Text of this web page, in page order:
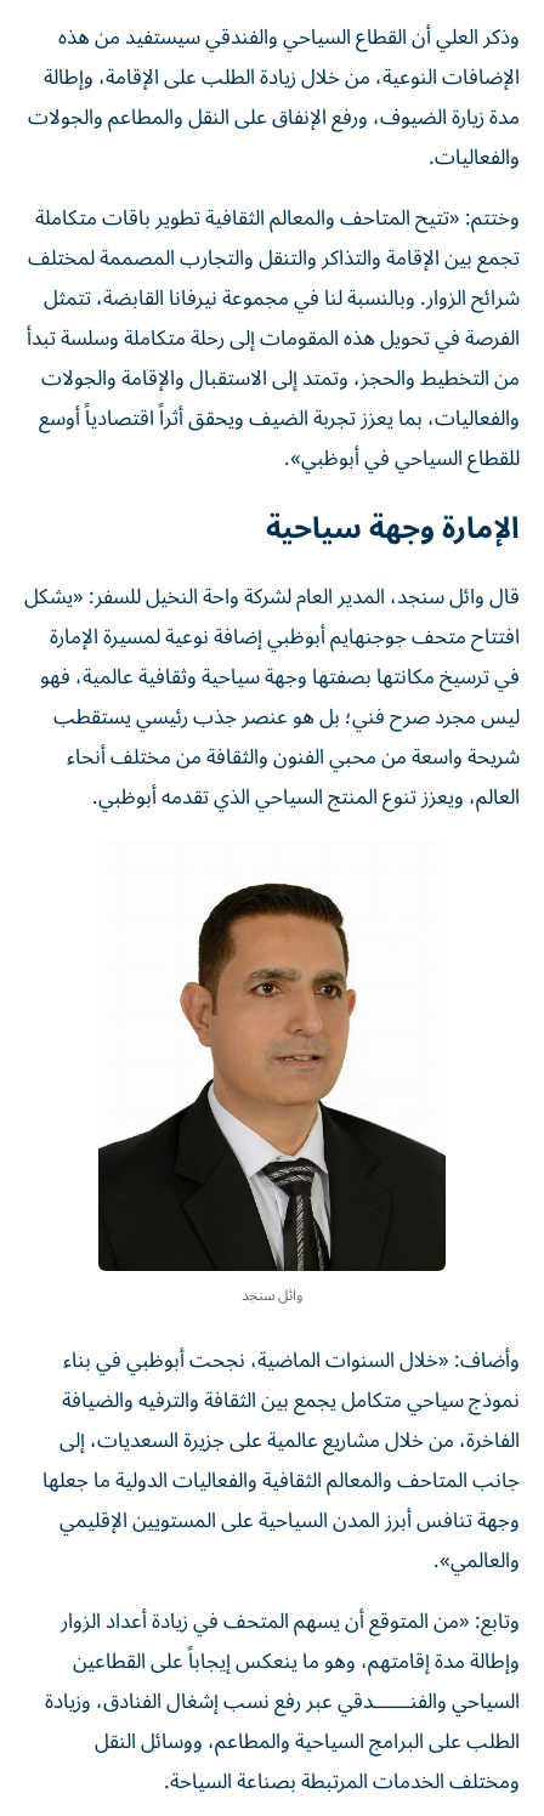
وذكر العلي أن القطاع السياحي والفندقي سيستفيد من هذه
الإضافات النوعية، من خلال زيادة الطلب على الإقامة، وإطالة
مدة زيارة الضيوف، ورفع الإنفاق على النقل والمطاعم والجولات
والفعاليات.
وختتم: «تتيح المتاحف والمعالم الثقافية تطوير باقات متكاملة
تجمع بين الإقامة والتذاكر والتنقل والتجارب المصممة لمختلف
شرائح الزوار. وبالنسبة لنا في مجموعة نيرفانا القابضة، تتمثل
الفرصة في تحويل هذه المقومات إلى رحلة متكاملة وسلسة تبدأ
من التخطيط والحجز، وتمتد إلى الاستقبال والإقامة والجولات
والفعاليات، بما يعزز تجربة الضيف ويحقق أثراً اقتصادياً أوسع
للقطاع السياحي في أبوظبي».
الإمارة وجهة سياحية
قال وائل سنجد، المدير العام لشركة واحة النخيل للسفر: «يشكل
افتتاح متحف جوجنهايم أبوظبي إضافة نوعية لمسيرة الإمارة
في ترسيخ مكانتها بصفتها وجهة سياحية وثقافية عالمية، فهو
ليس مجرد صرح فني؛ بل هو عنصر جذب رئيسي يستقطب
شريحة واسعة من محبي الفنون والثقافة من مختلف أنحاء
العالم، ويعزز تنوع المنتج السياحي الذي تقدمه أبوظبي.
وائل سنجد
وأضاف: «خلال السنوات الماضية، نجحت أبوظبي في بناء
نموذج سياحي متكامل يجمع بين الثقافة والترفيه والضيافة
الفاخرة، من خلال مشاريع عالمية على جزيرة السعديات، إلى
جانب المتاحف والمعالم الثقافية والفعاليات الدولية ما جعلها
وجهة تنافس أبرز المدن السياحية على المستويين الإقليمي
والعالمي».
وتابع: «من المتوقع أن يسهم المتحف في زيادة أعداد الزوار
وإطالة مدة إقامتهم، وهو ما ينعكس إيجاباً على القطاعين
السياحي والفنــــــدقي عبر رفع نسب إشغال الفنادق، وزيادة
الطلب على البرامج السياحية والمطاعم، ووسائل النقل
ومختلف الخدمات المرتبطة بصناعة السياحة.